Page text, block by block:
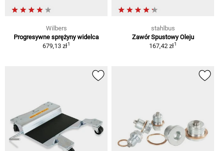
Wilbers
Progresywne sprężyny widelca
679,13 zł1
stahlbus
Zawór Spustowy Oleju
167,42 zł1